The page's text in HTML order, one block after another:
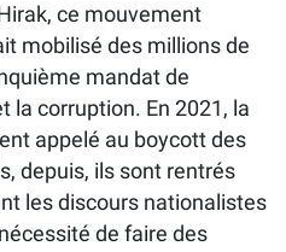
ce mouvement
mobilisé des millions de
mandat de
la corruption. En 2021, la
appelé au boycott des
depuis, ils sont rentrés
les discours nationalistes
de faire des